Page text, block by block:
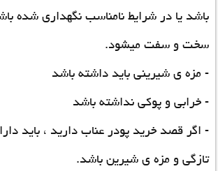
باشد یا در شرایط نامناسب نگهداری شده
سخت و سفت میشود.
- مزه ی شیرینی باید داشته باشد
- خرابی و پوکی نداشته باشد
- اگر قصدخرید پودر عنابدارید ، باید
تازگی و مزه ی شیرین باشد.